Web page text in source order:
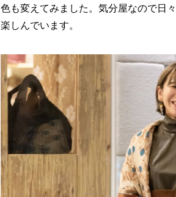
色も変えてみました。気分屋なので日
楽しんでいます。